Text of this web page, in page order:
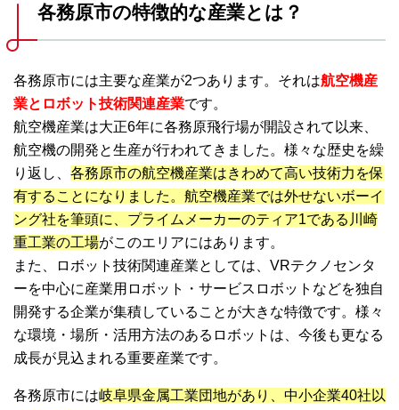
各務原市の特徴的な産業とは？
各務原市には主要な産業が2つあります。それは航空機産
業とロボット技術関連産業です。
航空機産業は大正6年に各務原飛行場が開設されて以来、
航空機の開発と生産が行われてきました。様々な歴史を繰
り返し、 各務原市の航空機産業はきわめて高い技術力を保
有することになりました。航空機産業では外せないボーイ
ング社を筆頭に、プライムメーカーのティア1である川崎
重工業の工場がこのエリアにはあります。
また、ロボット技術関連産業としては、VRテクノセンタ
ーを中心に産業用ロボット・サービスロボットなどを独自
開発する企業が集積していることが大きな特徴です。様々
な環境・場所・活用方法のあるロボットは、今後も更なる
成長が見込まれる重要産業です。
各務原市には岐阜県金属工業団地があり、中小企業40社以